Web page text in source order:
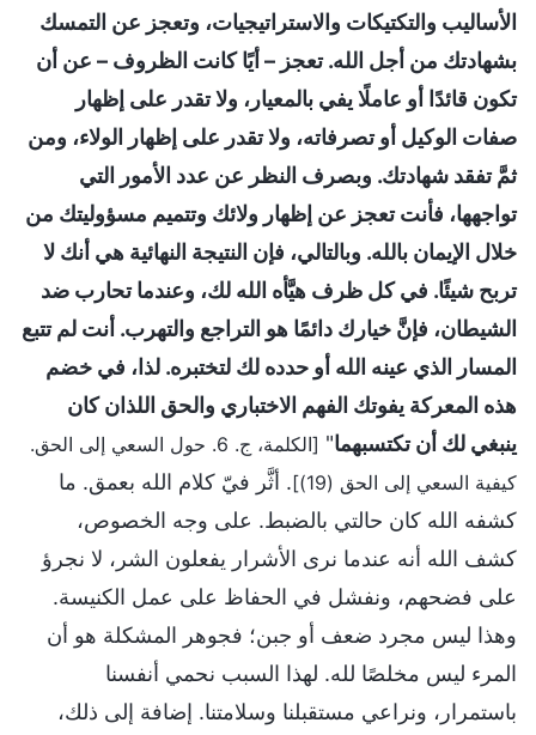
الأساليب والتكتيكات والاستراتيجيات، وتعجز عن التمسك
بشهادتك من أجل الله. تعجز – أيًا كانت الظروف – عن أن
تكون قائدًا أو عاملًا يفي بالمعيار، ولا تقدر على إظهار
صفات الوكيل أو تصرفاته، ولا تقدر على إظهار الولاء، ومن
ثمَّ تفقد شهادتك. وبصرف النظر عن عدد الأمور التي
تواجهها، فأنت تعجز عن إظهار ولائك وتتميم مسؤوليتك من
خلال الإيمان بالله. وبالتالي، فإن النتيجة النهائية هي أنك لا
تربح شيئًا. في كل ظرف هيَّأه الله لك، وعندما تحارب ضد
الشيطان، فإنَّ خيارك دائمًا هو التراجع والتهرب. أنت لم تتبع
المسار الذي عينه الله أو حدده لك لتختبره. لذا، في خضم
هذه المعركة يفوتك الفهم الاختباري والحق اللذان كان
ينبغي لك أن تكتسبهما"
[الكلمة، ج. 6. حول السعي إلى الحق.
كيفية السعي إلى الحق (19)]
. أثَّر فيّ كلام الله بعمق. ما
كشفه الله كان حالتي بالضبط. على وجه الخصوص،
كشف الله أنه عندما نرى الأشرار يفعلون الشر، لا نجرؤ
على فضحهم، ونفشل في الحفاظ على عمل الكنيسة.
وهذا ليس مجرد ضعف أو جبن؛ فجوهر المشكلة هو أن
المرء ليس مخلصًا لله. لهذا السبب نحمي أنفسنا
باستمرار، ونراعي مستقبلنا وسلامتنا. إضافة إلى ذلك،